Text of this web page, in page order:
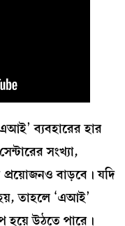
ব্যবহারের হার
সংখ্যা,
প্রয়োজনও বাড়বে। যদি
হয়, তাহলে ‘এআই’
হয়ে উঠতে পারে।